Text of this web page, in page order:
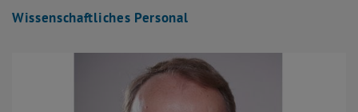
Wissenschaftliches Personal